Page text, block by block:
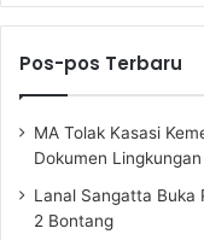
Pos-pos Terbaru
MA Tolak Kasasi
Dokumen Lingkungan
Lanal Sangatta Buka
2 Bontang